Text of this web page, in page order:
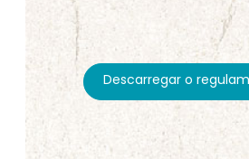
Descarregar o